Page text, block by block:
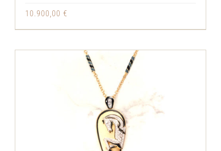
10.900,00 €